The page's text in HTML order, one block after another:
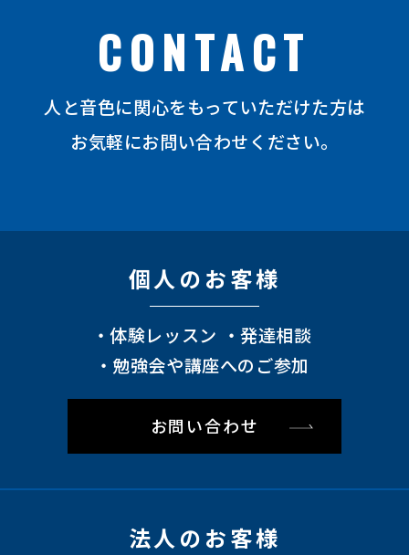
CONTACT
⼈と⾳⾊に関⼼をもっていただけた⽅は
お気軽にお問い合わせください。
個⼈のお客様
体験レッスン
発達相談
勉強会や講座へのご参加
お問い合わせ
法⼈のお客様